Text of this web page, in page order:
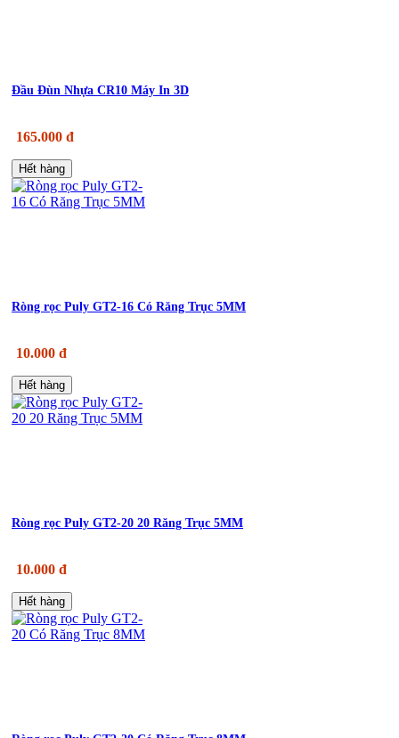
Đầu Đùn Nhựa CR10 Máy In 3D
165.000 đ
Hết hàng
Ròng rọc Puly GT2-16 Có Răng Trục 5MM
10.000 đ
Hết hàng
Ròng rọc Puly GT2-20 20 Răng Trục 5MM
10.000 đ
Hết hàng